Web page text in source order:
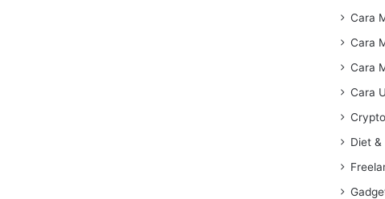
Cara
Cara
Cara
Cara
Diet &